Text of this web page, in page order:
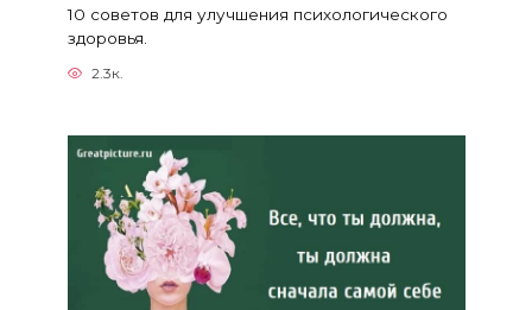
10 советов для улучшения психологического
здоровья.
2.3к.